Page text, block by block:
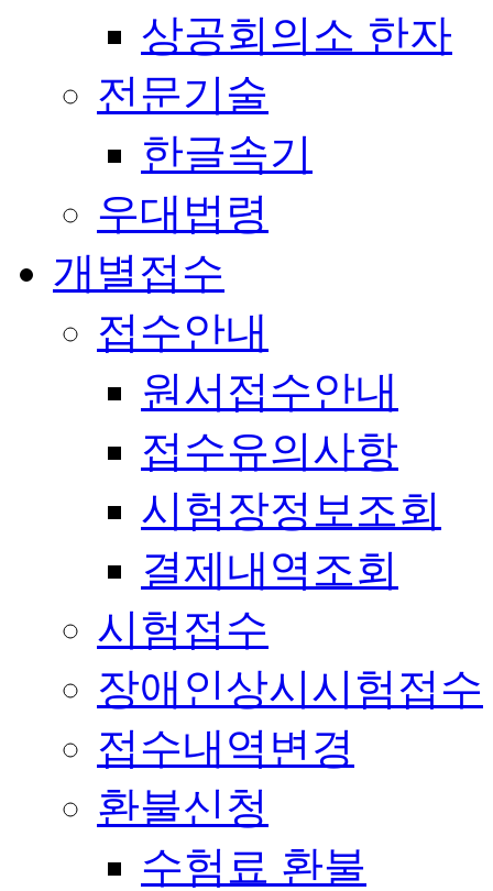
상공회의소 한자
전문기술
한글속기
우대법령
개별접수
접수안내
원서접수안내
접수유의사항
시험장정보조회
결제내역조회
시험접수
장애인상시시험접수
접수내역변경
환불신청
수험료 환불